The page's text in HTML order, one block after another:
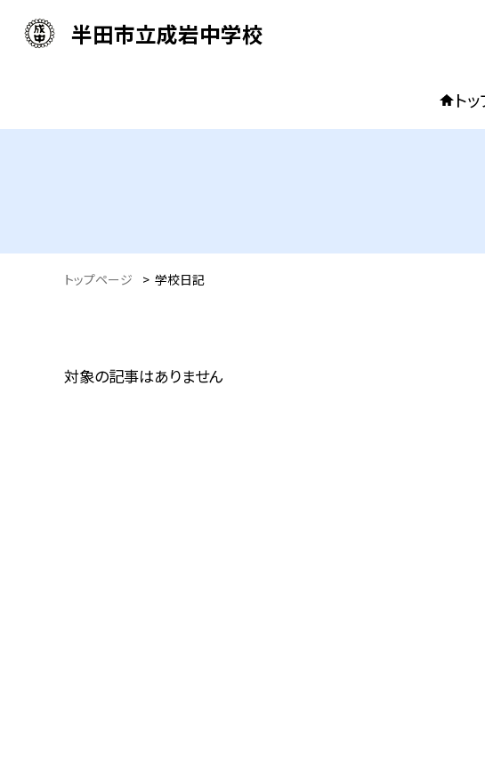
半田市立成岩中学校
ト
トップページ > 学校日記
対象の記事はありません